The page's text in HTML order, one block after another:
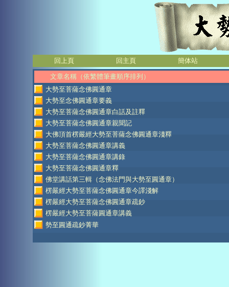
回上頁 回主頁 簡体站
文章名稱（依繁體筆畫順序排列）
大勢至菩薩念佛圓通章
大勢至念佛圓通章要義
大勢至菩薩念佛圓通章白話及註釋
大勢至菩薩念佛圓通章親聞記
大佛頂首楞嚴經大勢至菩薩念佛圓通章淺釋
大勢至菩薩念佛圓通章講義
大勢至菩薩念佛圓通章講錄
大勢至菩薩念佛圓通章釋
佛堂講話第三輯（念佛法門與大勢至圓通章）
楞嚴經大勢至菩薩念佛圓通章今譯淺解
楞嚴經大勢至菩薩念佛圓通章疏鈔
楞嚴經大勢至菩薩圓通章講義
勢至圓通疏鈔菁華